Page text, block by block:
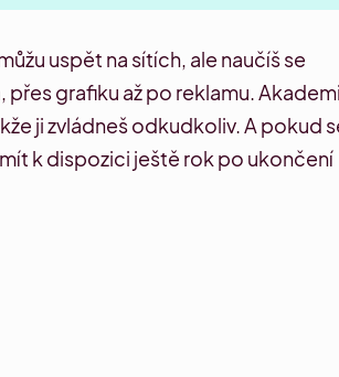
uspět na sítích, ale naučíš se
grafiku až po reklamu.
ji zvládneš odkudkoliv. A pokud
k dispozici ještě rok po ukončení